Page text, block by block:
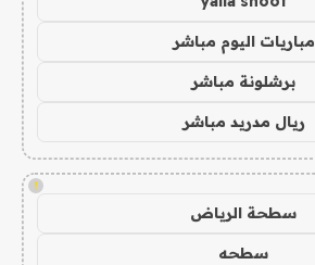
مباريات اليوم مباشر
برشلونة مباشر
ريال مدريد مباشر
!
سطحة الرياض
سطحه